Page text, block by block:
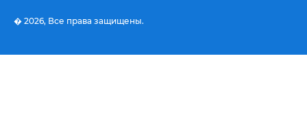
� 2026, Все права защищены.